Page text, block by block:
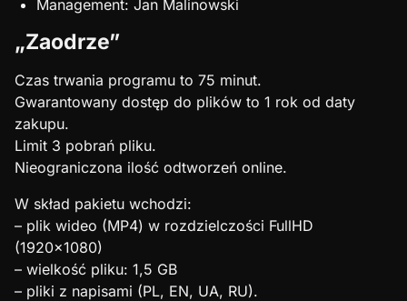
Management: Jan Malinowski
„Zaodrze”
Czas trwania programu to 75 minut.
Gwarantowany dostęp do plików to 1 rok od daty
zakupu.
Limit 3 pobrań pliku.
Nieograniczona ilość odtworzeń online.
W skład pakietu wchodzi:
– plik wideo (MP4) w rozdzielczości FullHD
(1920×1080)
– wielkość pliku: 1,5 GB
– pliki z napisami (PL, EN, UA, RU).